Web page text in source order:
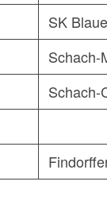
SK
Schach-
Schach-